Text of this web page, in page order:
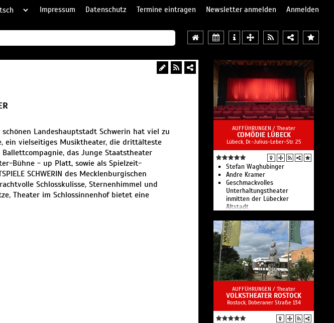
Impressum Datenschutz Termine eintragen Newsletter anmelden
Anmelden
Landeshauptstadt Schwerin hat viel zu
ein vielseitiges Musiktheater, die drittälteste
das Junge Staatstheater
Bühne - up Platt, sowie als Spielzeit-
SCHWERIN des Mecklenburgischen
Schlosskulisse, Sternenhimmel und
Theater im Schlossinnenhof bietet eine
AUFFÜHRUNGEN / Theater
COMÖDIE LÜBECK
Lübeck, Dr.-Julius-Leber-Str. 25
Stefan Waghubinger
Andre Kramer
Geschmackvolles
Unterhaltungstheater
inmitten der Lübecker
Altstadt
AUFFÜHRUNGEN / Theater
VOLKSTHEATER ROSTOCK
Rostock, Doberaner Straße 134